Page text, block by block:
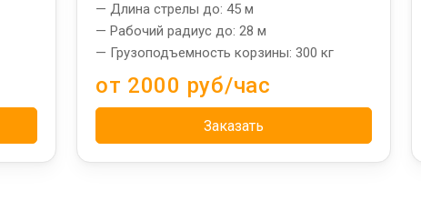
— Длина стрелы до: 45 м
— Рабочий радиус до: 28 м
— Грузоподъемность корзины: 300 кг
от 2000 руб/час
Заказать